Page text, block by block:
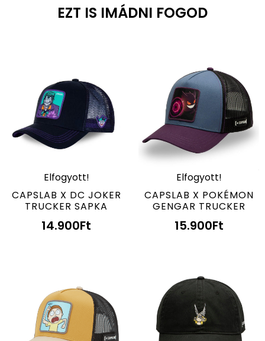
EZT IS IMÁDNI FOGOD
Elfogyott!
CAPSLAB X DC JOKER
TRUCKER SAPKA
14.900Ft
Elfogyott!
CAPSLAB X POKÉMON
GENGAR TRUCKER
15.900Ft